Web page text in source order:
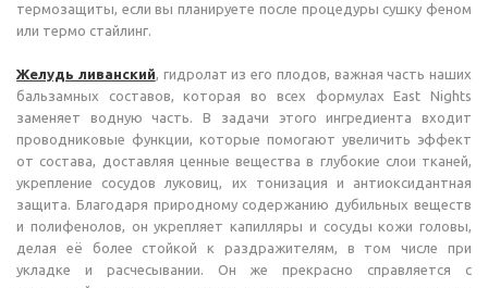
термозащиты, если вы планируете после процедуры сушку феном
или термо стайлинг.
Желудь ливанский, гидролат из его плодов, важная часть наших
бальзамных составов, которая во всех формулах East Nights
заменяет водную часть. В задачи этого ингредиента входит
проводниковые функции, которые помогают увеличить эффект
от состава, доставляя ценные вещества в глубокие слои тканей,
укрепление сосудов луковиц, их тонизация и антиоксидантная
защита. Благодаря природному содержанию дубильных веществ
и полифенолов, он укрепляет капилляры и сосуды кожи головы,
делая её более стойкой к раздражителям, в том числе при
укладке и расчесывании. Он же прекрасно справляется с